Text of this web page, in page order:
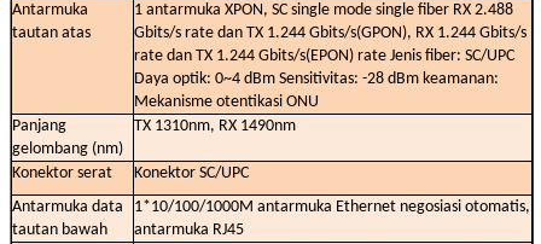
Antarmuka
tautan atas
1 antarmuka XPON, SC single mode single fiber RX 2.488
Gbits/s rate dan TX 1.244 Gbits/s(GPON), RX 1.244 Gbits/s
rate dan TX 1.244 Gbits/s(EPON) rate Jenis fiber: SC/UPC
Daya optik: 0~4 dBm Sensitivitas: -28 dBm keamanan:
Mekanisme otentikasi ONU
Panjang
gelombang (nm)
TX 1310nm, RX 1490nm
Konektor serat
Konektor SC/UPC
Antarmuka data
tautan bawah
1*10/100/1000M antarmuka Ethernet negosiasi otomatis,
antarmuka RJ45